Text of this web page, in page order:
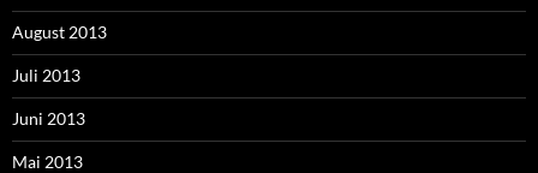
August 2013
Juli 2013
Juni 2013
Mai 2013